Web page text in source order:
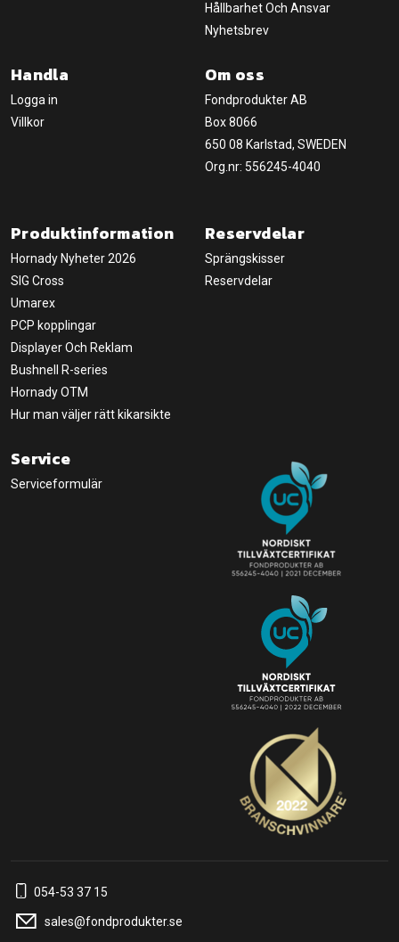
Hållbarhet Och Ansvar
Nyhetsbrev
Handla
Logga in
Villkor
Om oss
Fondprodukter AB
Box 8066
650 08 Karlstad, SWEDEN
Org.nr: 556245-4040
Produktinformation
Hornady Nyheter 2026
SIG Cross
Umarex
PCP kopplingar
Displayer Och Reklam
Bushnell R-series
Hornady OTM
Hur man väljer rätt kikarsikte
Reservdelar
Sprängskisser
Reservdelar
Service
Serviceformulär
054-53 37 15
sales@fondprodukter.se